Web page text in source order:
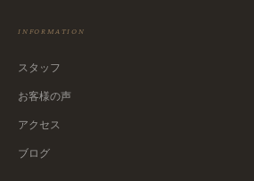
INFORMATION
スタッフ
お客様の声
アクセス
ブログ